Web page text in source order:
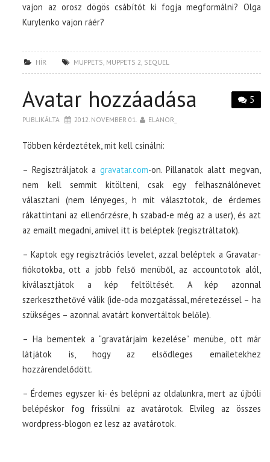
vajon az orosz dögös csábítót ki fogja megformálni? Olga
Kurylenko vajon ráér?
HÍR MUPPETS MUPPETS 2 SEQUEL
5
Avatar hozzáadása
PUBLIKÁLTA 2012. NOVEMBER 01. ELANOR_
Többen kérdeztétek, mit kell csinálni:
– Regisztráljatok a gravatar.com-on. Pillanatok alatt megvan,
nem kell semmit kitölteni, csak egy felhasználónevet
választani (nem lényeges, h mit választotok, de érdemes
rákattintani az ellenőrzésre, h szabad-e még az a user), és azt
az emailt megadni, amivel itt is beléptek (regisztráltatok).
– Kaptok egy regisztrációs levelet, azzal beléptek a Gravatar-
fiókotokba, ott a jobb felső menüből, az accountotok alól,
kiválasztjátok a kép feltöltését. A kép azonnal
szerkeszthetővé válik (ide-oda mozgatással, méretezéssel – ha
szükséges – azonnal avatárt konvertáltok belőle).
– Ha bementek a “gravatárjaim kezelése” menübe, ott már
látjátok is, hogy az elsődleges emailetekhez
hozzárendelődött.
– Érdemes egyszer ki- és belépni az oldalunkra, mert az újbóli
belépéskor fog frissülni az avatárotok. Elvileg az összes
wordpress-blogon ez lesz az avatárotok.